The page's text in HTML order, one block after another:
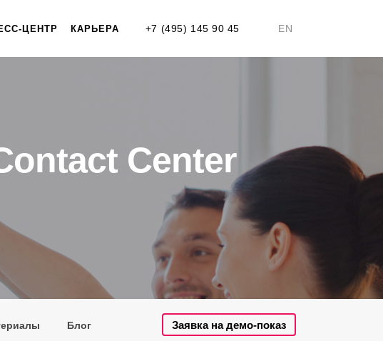
+7 (495) 145 90 45 EN
ЦЕНТР КАРЬЕРА
Center
Блог
Заявка на демо-показ